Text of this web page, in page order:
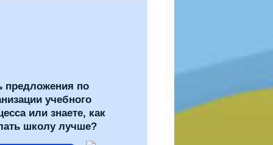
предложения по
учебного
или знаете, как
школу лучше?